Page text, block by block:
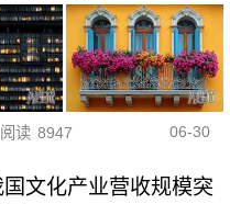
阅读 8947 06-30
文化产业营收规模突